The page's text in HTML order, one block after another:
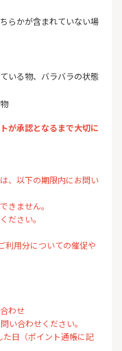
らかが含まれていない場
いる物、バラバラの状態
が承認となるまで大切に
、以下の期限内にお問い
きません。
ださい。
利用分についての催促や
わせ
合わせください。
日（ポイント通帳に記